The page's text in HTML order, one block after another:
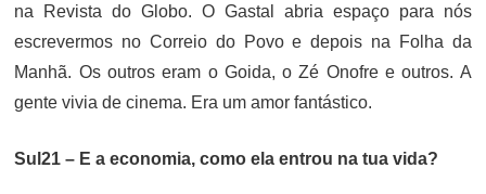
na Revista do Globo. O Gastal abria espaço para nós
escrevermos no Correio do Povo e depois na Folha da
Manhã. Os outros eram o Goida, o Zé Onofre e outros. A
gente vivia de cinema. Era um amor fantástico.
Sul21 – E a economia, como ela entrou na tua vida?